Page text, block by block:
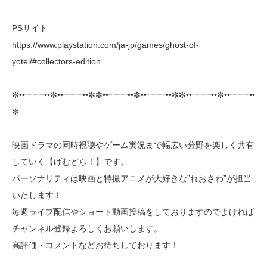
PSサイト
https://www.playstation.com/ja-jp/games/ghost-of-
yotei/#collectors-edition
✼••┈┈┈┈••✼••┈┈┈┈••✼✼••┈┈┈┈••✼••┈┈┈┈••✼✼••┈┈┈┈••✼••┈┈┈┈••
✼
映画ドラマの同時視聴やゲーム実況まで幅広い分野を楽しく共有
していく【げむどら！】です。
パーソナリティは映画と特撮アニメが大好きな”れおさわ”が担当
いたします！
毎週ライブ配信やショート動画投稿をしておりますのでよければ
チャンネル登録よろしくお願いします。
高評価・コメントなどお待ちしております！